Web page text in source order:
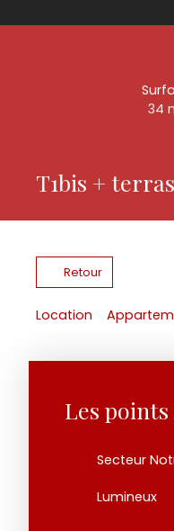
34
T1bis +
Retour
Location
Les
Secteur
Lumineux